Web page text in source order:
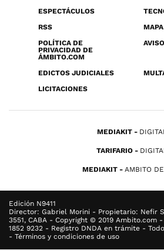
ESPECTÁCULOS
RSS
POLÍTICA DE
PRIVACIDAD DE
ÁMBITO.COM
EDICTOS JUDICIALES
LICITACIONES
MEDIAKIT DIGITAL
TARIFARIO
MEDIAKIT AMBITO
Edición N9411
Director: Gabriel Morini - Propietario: Nefir
3551, CABA - Copyright © 2019 Ambito.com
1852 9232 - Registro DNDA en trámite -
- Términos y condiciones de uso